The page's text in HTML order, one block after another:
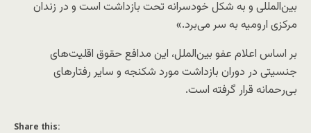
بین‌‎المللی و به شکل خودسرانه تحت بازداشت است و در زندان
مرکزی ارومیه به سر می‌برد.»
بر اساس اعلام عفو بین‌الملل، این مدافع حقوق اقلیت‌های
جنسیتی در دوران بازداشت مورد شکنجه و سایر رفتارهای
بی‌رحمانه قرار گرفته است.
Share this: